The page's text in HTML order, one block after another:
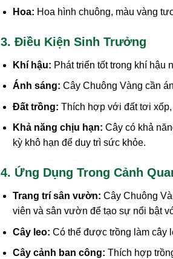
Hoa: Hoa hình chuông, màu vàng
3. Điều Kiện Sinh Trưởng
Khí hậu: Phát triển tốt trong khí hậu
Ánh sáng: Cây Chuông Vàng cần
Đất trồng: Thích hợp với đất tơi
Khả năng chịu hạn: Cây có khả
kỳ khô hạn để duy trì sức khỏe.
4. Ứng Dụng Trong Cảnh
Trang trí sân vườn: Cây Chuông
viên và sân vườn để tạo sự nổi bật
Cây leo: Có thể được trồng làm cây
Cây cảnh ban công: Thích hợp